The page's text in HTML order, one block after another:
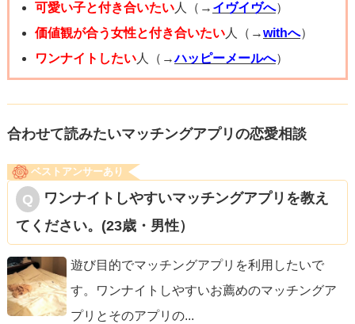
可愛い子と付き合いたい人（→ イヴイヴへ）
価値観が合う女性と付き合いたい人（→withへ）
ワンナイトしたい人（→ハッピーメールへ）
合わせて読みたいマッチングアプリの恋愛相談
ベストアンサーあり
ワンナイトしやすいマッチングアプリを教え
てください。(23歳・男性）
遊び目的でマッチングアプリを利用したいで
す。ワンナイトしやすいお薦めのマッチングア
プリとそのアプリの...